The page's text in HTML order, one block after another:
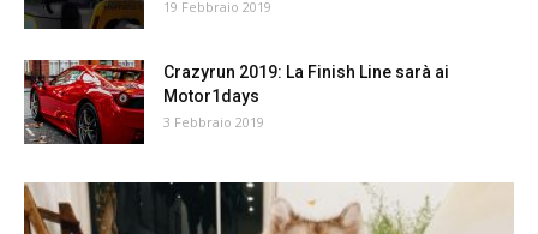
19 Febbraio 2019
Crazyrun 2019: La Finish Line sarà ai
Motor1days
3 Febbraio 2019